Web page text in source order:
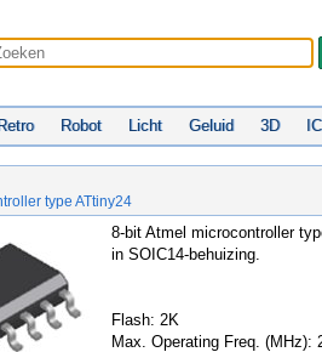
Retro Robot Licht Geluid 3D
type ATtiny24
8-bit Atmel microcontroller
in SOIC14-behuizing.
Flash: 2K
Max. Operating Freq. (MHz):